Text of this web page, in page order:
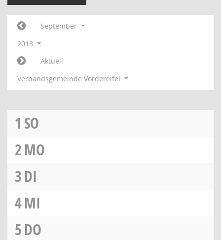
September
2013
Aktuell
Verbandsgemeinde Vordereifel
1 SO
2MO
3DI
4MI
5DO